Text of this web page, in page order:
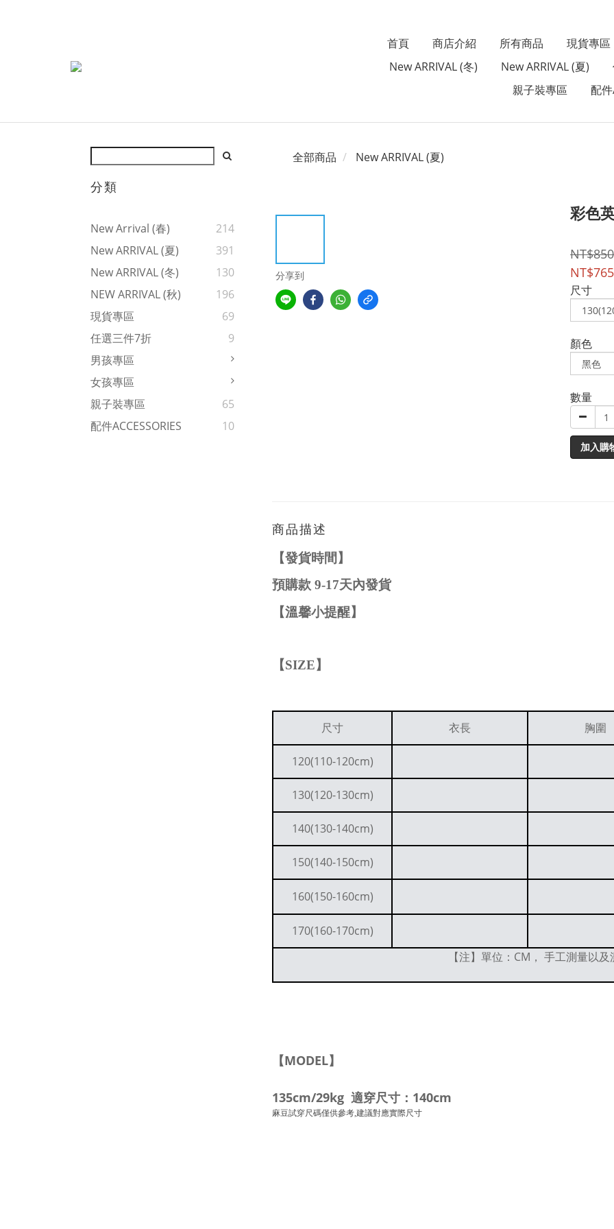
首頁 商店介紹 所有商品
現貨專區
New ARRIVAL (冬)
New ARRIVAL (夏)
親子裝專區
配件
分類
New Arrival (春)
214
New ARRIVAL (夏)
391
New ARRIVAL (冬)
130
NEW ARRIVAL (秋)
196
現貨專區
69
任選三件7折
9
男孩專區
女孩專區
親子裝專區
65
配件ACCESSORIES
10
全部商品 New ARRIVAL (夏)
分享到
彩色
NT$850
NT$765
尺寸
顏色
數量
加入購
商品描述
【發貨時間】
預購款 9-17天內發貨
【溫馨小提醒】
【SIZE】
尺寸 衣長 胸圍
120(110-120cm)
130(120-130cm)
140(130-140cm)
150(140-150cm)
160(150-160cm)
170(160-170cm)
【注】單位：CM， 手工測量以
【MODEL】
135cm/29kg 適穿尺寸：140cm
麻豆試穿尺碼僅供參考,建議對應實際尺寸